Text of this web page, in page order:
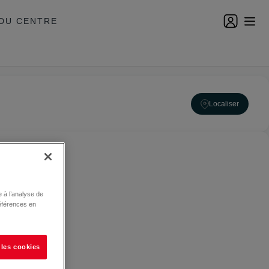
CENTRE
Localiser
l’analyse de
en
cookies